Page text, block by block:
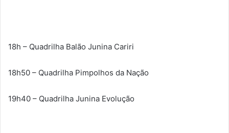
18h – Quadrilha Balão Junina Cariri
18h50 – Quadrilha Pimpolhos da Nação
19h40 – Quadrilha Junina Evolução